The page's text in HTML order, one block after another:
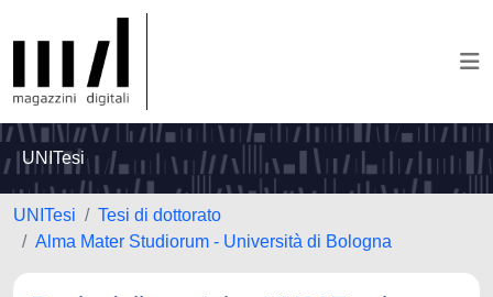
UNITesi
UNITesi
Tesi di dottorato
Alma Mater Studiorum - Università di Bologna